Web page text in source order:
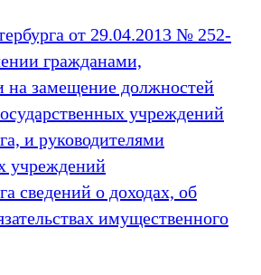
от 29.04.2013 № 252-
гражданами,
замещение должностей
учреждений
и руководителями
учреждений
сведений о доходах, об
имущественного